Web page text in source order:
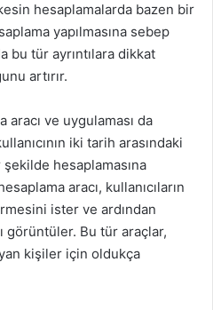
hesaplamalarda bazen bir
yapılmasına sebep
bu tür ayrıntılara dikkat
artırır.
aracı ve uygulaması da
iki tarih arasındaki
şekilde hesaplamasına
aracı, kullanıcıların
ister ve ardından
görüntüler. Bu tür araçlar,
kişiler için oldukça